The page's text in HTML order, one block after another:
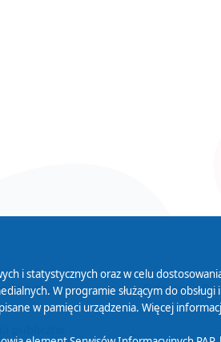
Pożytku
Cyfryzacja
i statystycznych oraz w celu
W programie służącym do
w pamięci urządzenia. Więcej